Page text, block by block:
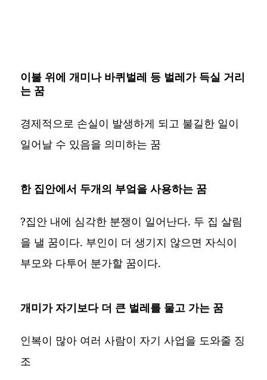
이불 위에 개미나 바퀴벌레 등 벌레가 득실 거리
는 꿈
경제적으로 손실이 발생하게 되고 불길한 일이
일어날 수 있음을 의미하는 꿈
한 집안에서 두개의 부엌을 사용하는 꿈
?집안 내에 심각한 분쟁이 일어난다. 두 집 살림
을 낼 꿈이다. 부인이 더 생기지 않으면 자식이
부모와 다투어 분가할 꿈이다.
개미가 자기보다 더 큰 벌레를 물고 가는 꿈
인복이 많아 여러 사람이 자기 사업을 도와줄 징
조